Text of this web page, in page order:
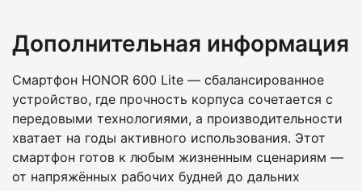
Дополнительная информация
Смартфон HONOR 600 Lite — сбалансированное
устройство, где прочность корпуса сочетается с
передовыми технологиями, а производительности
хватает на годы активного использования. Этот
смартфон готов к любым жизненным сценариям —
от напряжённых рабочих будней до дальних